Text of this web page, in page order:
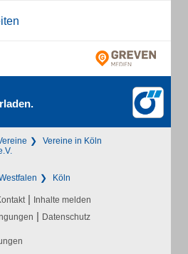
Vereine in Köln
Köln
| Inhalte melden
| Datenschutz